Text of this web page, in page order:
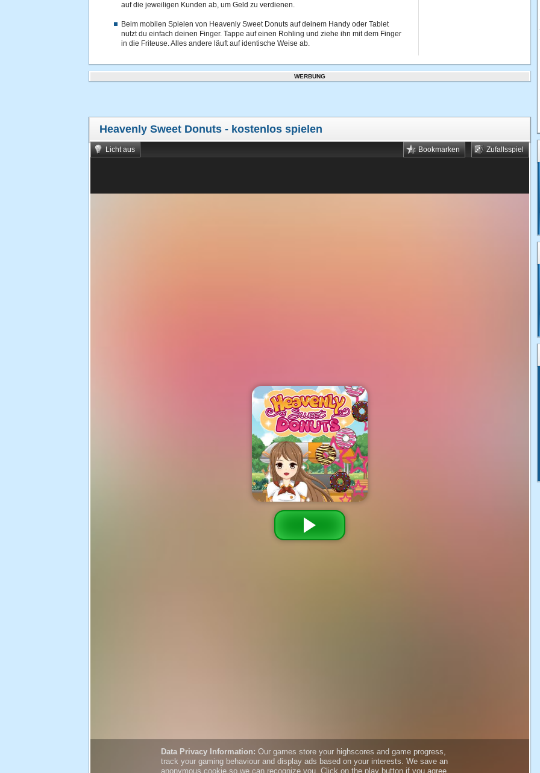
auf die jeweiligen Kunden ab, um Geld zu verdienen.
Beim mobilen Spielen von Heavenly Sweet Donuts auf deinem Handy oder Tablet
nutzt du einfach deinen Finger. Tappe auf einen Rohling und ziehe ihn mit dem Finger
in die Friteuse. Alles andere läuft auf identische Weise ab.
WERBUNG
Heavenly Sweet Donuts - kostenlos spielen
Licht aus Zufallsspiel
Bookmarken